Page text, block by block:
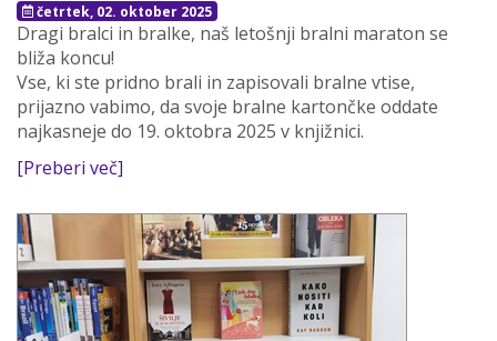
četrtek, 02. oktober 2025
Dragi bralci in bralke, naš letošnji bralni maraton se
bliža koncu!
Vse, ki ste pridno brali in zapisovali bralne vtise,
prijazno vabimo, da svoje bralne kartončke oddate
najkasneje do 19. oktobra 2025 v knjižnici.
[Preberi več]